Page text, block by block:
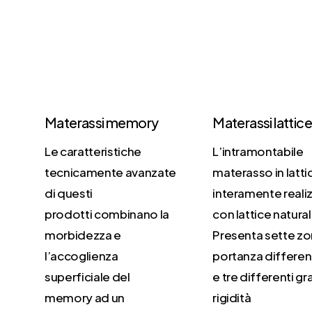
Materassi memory
Le caratteristiche
tecnicamente avanzate
di questi
prodotti combinano la
morbidezza e
l’accoglienza
superficiale del
memory ad un
Materassi lattice
L’intramontabile
materasso in
interamente
con lattice
Presenta sette
portanza
e tre differenti
rigidità